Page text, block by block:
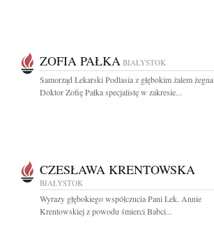
ZOFIA PAŁKA BIAŁYSTOK
Samorząd Lekarski Podlasia z głębokim żalem żegna
Doktor Zofię Pałka specjalistę w zakresie...
CZESŁAWA KRENTOWSKA
BIAŁYSTOK
Wyrazy głębokiego współczucia Pani Lek. Annie
Krentowskiej z powodu śmierci Babci...